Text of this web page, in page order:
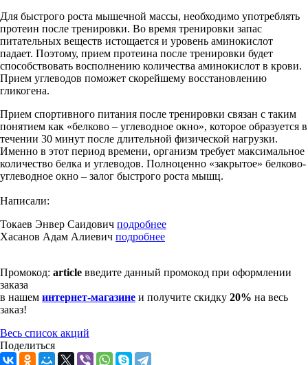
Для быстрого роста мышечной массы, необходимо употреблять
протеин после тренировки. Во время тренировки запас
питательных веществ истощается и уровень аминокислот
падает. Поэтому, прием протеина после тренировки будет
способствовать восполнению количества аминокислот в крови.
Прием углеводов поможет скорейшему восстановлению
гликогена.
Прием спортивного питания после тренировки связан с таким
понятием как «белково – углеводное окно», которое образуется в
течении 30 минут после длительной физической нагрузки.
Именно в этот период времени, организм требует максимальное
количество белка и углеводов. Полноценно «закрытое» белково-
углеводное окно – залог быстрого роста мышц.
Написали:
Токаев Энвер Саидович подробнее
Хасанов Адам Алиевич подробнее
Промокод: article введите данный промокод при оформлении
заказа
в нашем интернет-магазине и получите скидку 20% на весь
заказ!
Весь список акций
Поделиться